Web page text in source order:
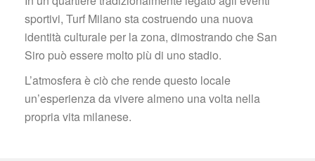
portivi, Turf Milano sta costruendo una nuova
identità culturale per la zona, dimostrando che San
Siro può essere molto più di uno stadio.
L’atmosfera è ciò che rende questo locale
un’esperienza da vivere almeno una volta nella
propria vita milanese.